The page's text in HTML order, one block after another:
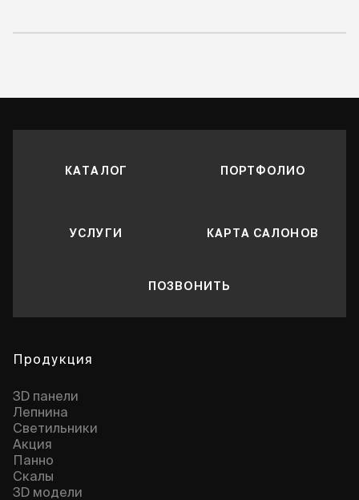
КАТАЛОГ ПОРТФОЛИО
УСЛУГИ КАРТА САЛОНОВ
ПОЗВОНИТЬ
Продукция
3D панели
Лепнина
Cветильники
Акция
Панно
Скалы
3D модели